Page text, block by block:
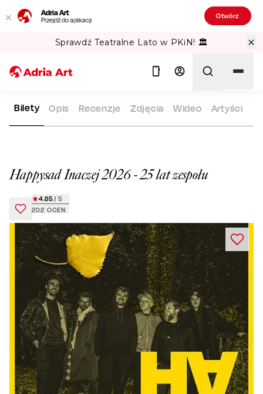
Adria Art
Przejdź do aplikacji Otwórz
Sprawdź Teatralne Lato w PKiN! 🏛️
ADRIA ART REPERTUAR HAPPYSAD INACZEJ 2026 - 25 LAT
Happysad Inaczej 2026 - 25 lat zespołu
202 OCEN
4.65/ 5
Bilety Opis Recenzje Zdjęcia Wideo Artyści